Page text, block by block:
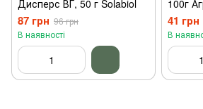
Дисперс ВГ, 50 г Solabiol
87 грн 96 грн
В наявності
100г
41 грн
В